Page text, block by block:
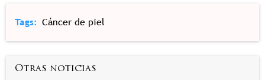
Tags Cáncer de piel
Otras noticias